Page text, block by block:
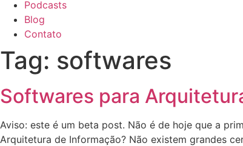
Podcasts
Blog
Contato
Tag: softwares
Softwares para
Aviso: este é um beta post. Não é de hoje que a
Arquitetura de Informação? Não existem grandes